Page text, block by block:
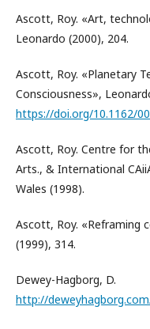
Ascott, Roy. «Art,
Leonardo (2000), 204.
Ascott, Roy. «Planetary
Consciousness»,
https://doi.org/10.1162/
Ascott, Roy. Centre for
Arts., & International
Wales (1998).
Ascott, Roy. «Reframing
(1999), 314.
Dewey-Hagborg, D.
http://